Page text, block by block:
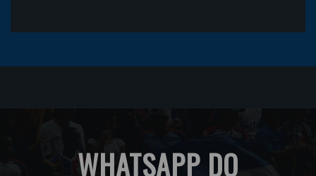
WHATSAPP DO